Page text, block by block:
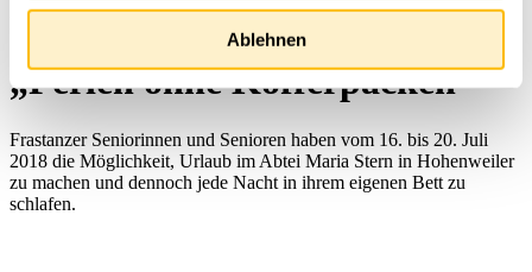
Ablehnen
„Ferien ohne Kofferpacken“
Frastanzer Seniorinnen und Senioren haben vom 16. bis 20. Juli
2018 die Möglichkeit, Urlaub im Abtei Maria Stern in Hohenweiler
zu machen und dennoch jede Nacht in ihrem eigenen Bett zu
schlafen.